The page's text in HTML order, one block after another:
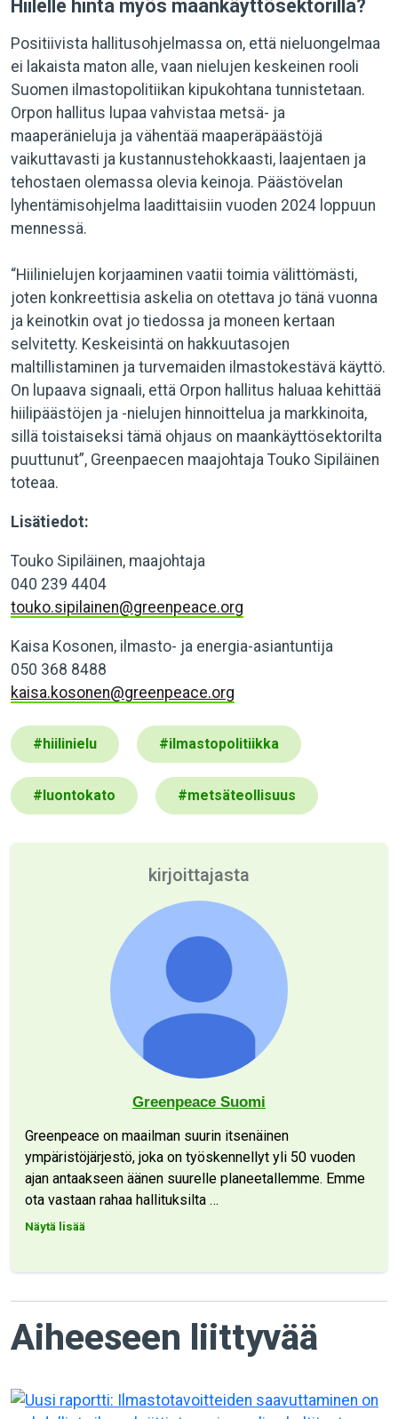
Hiilelle hinta myös maankäyttösektorilla?
Positiivista hallitusohjelmassa on, että nieluongelmaa
ei lakaista maton alle, vaan nielujen keskeinen rooli
Suomen ilmastopolitiikan kipukohtana tunnistetaan.
Orpon hallitus lupaa vahvistaa metsä- ja
maaperänieluja ja vähentää maaperäpäästöjä
vaikuttavasti ja kustannustehokkaasti, laajentaen ja
tehostaen olemassa olevia keinoja. Päästövelan
lyhentämisohjelma laadittaisiin vuoden 2024 loppuun
mennessä.
“Hiilinielujen korjaaminen vaatii toimia välittömästi,
joten konkreettisia askelia on otettava jo tänä vuonna
ja keinotkin ovat jo tiedossa ja moneen kertaan
selvitetty. Keskeisintä on hakkuutasojen
maltillistaminen ja turvemaiden ilmastokestävä käyttö.
On lupaava signaali, että Orpon hallitus haluaa kehittää
hiilipäästöjen ja -nielujen hinnoittelua ja markkinoita,
sillä toistaiseksi tämä ohjaus on maankäyttösektorilta
puuttunut”, Greenpaecen maajohtaja Touko Sipiläinen
toteaa.
Lisätiedot:
Touko Sipiläinen, maajohtaja
040 239 4404
touko.sipilainen@greenpeace.org
Kaisa Kosonen, ilmasto- ja energia-asiantuntija
050 368 8488
kaisa.kosonen@greenpeace.org
#hiilinielu #ilmastopolitiikka
#luontokato #metsäteollisuus
kirjoittajasta
Greenpeace Suomi
Greenpeace on maailman suurin itsenäinen
ympäristöjärjestö, joka on työskennellyt yli 50 vuoden
ajan antaakseen äänen suurelle planeetallemme. Emme
ota vastaan rahaa hallituksilta …
Näytä lisää
Aiheeseen liittyvää